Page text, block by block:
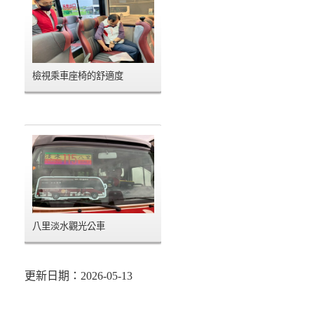
檢視乘車座椅的舒適度
八里淡水觀光公車
更新日期：2026-05-13